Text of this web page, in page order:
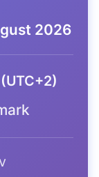
2026